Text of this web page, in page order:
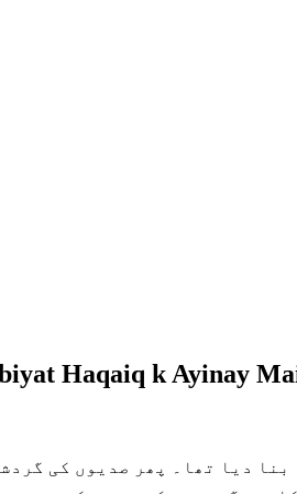
Haqaiq k Ayinay